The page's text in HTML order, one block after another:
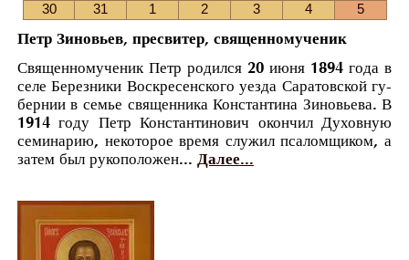
30
31 1 2 3 4 5
Петр Зиновьев, пресвитер, священномученик
Свя­щен­но­му­че­ник Петр ро­дил­ся 20 июня 1894 го­да в
се­ле Бе­рез­ни­ки Вос­кре­сен­ско­го уез­да Са­ра­тов­ской гу­
бер­нии в се­мье свя­щен­ни­ка Кон­стан­ти­на Зи­но­вье­ва. В
1914 го­ду Петр Кон­стан­ти­но­вич окон­чил Ду­хов­ную
се­ми­на­рию, неко­то­рое вре­мя слу­жил пса­лом­щи­ком, а
за­тем был ру­ко­по­ло­жен... Далее...